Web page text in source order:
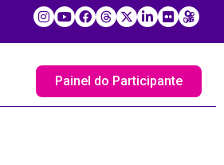
Painel do Participante